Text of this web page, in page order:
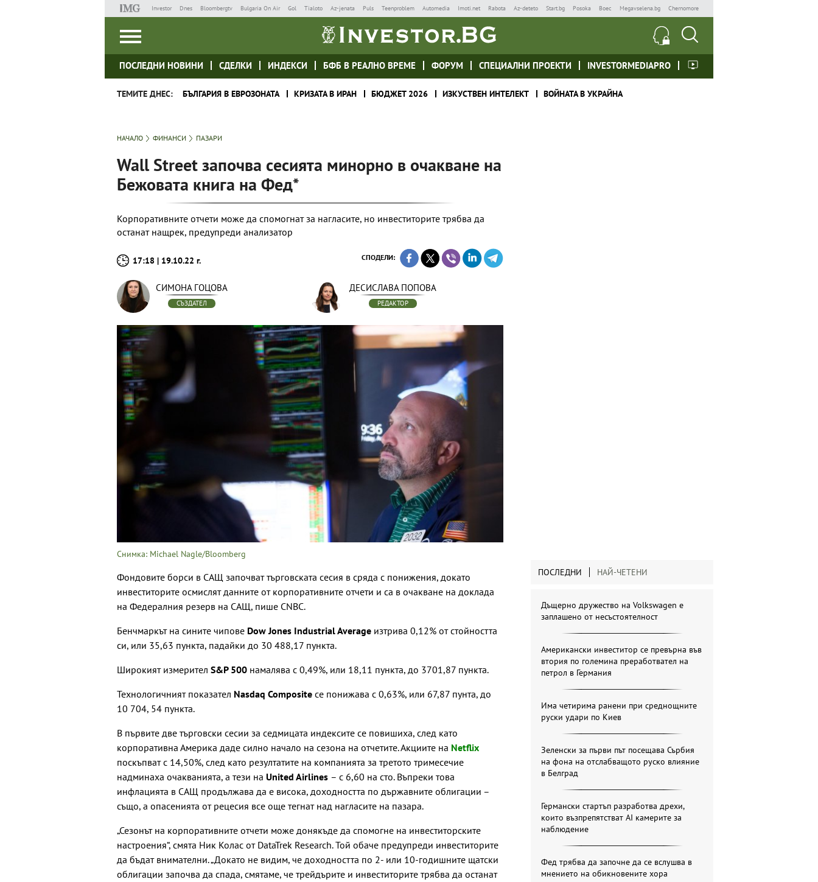
Investor Dnes Bloombergtv Bulgaria On Air Gol Tialoto Az-jenata Puls Teenproblem Automedia Imoti.net Rabota Az-deteto Start.bg Posoka Boec Megavselena.bg Chernomore
ПОСЛЕДНИ НОВИНИ СДЕЛКИ ИНДЕКСИ БФБ В РЕАЛНО ВРЕМЕ ФОРУМ СПЕЦИАЛНИ ПРОЕКТИ INVESTORMEDIAPRO
ТЕМИТЕ ДНЕС: БЪЛГАРИЯ В ЕВРОЗОНАТА КРИЗАТА В ИРАН БЮДЖЕТ 2026 ИЗКУСТВЕН ИНТЕЛЕКТ ВОЙНАТА В УКРАЙНА
НАЧАЛО ФИНАНСИ ПАЗАРИ
Wall Street започва сесията минорно в очакване на
Бежовата книга на Фед*
Корпоративните отчети може да спомогнат за нагласите, но инвеститорите трябва да
останат нащрек, предупреди анализатор
17:18 | 19.10.22 г. СПОДЕЛИ:
СИМОНА ГОЦОВА
СЪЗДАТЕЛ
ДЕСИСЛАВА ПОПОВА
РЕДАКТОР
Снимка: Michael Nagle/Bloomberg
Фондовите борси в САЩ започват търговската сесия в сряда с понижения, докато
инвеститорите осмислят данните от корпоративните отчети и са в очакване на доклада
на Федералния резерв на САЩ, пише CNBC.
Бенчмаркът на сините чипове Dow Jones Industrial Average изтрива 0,12% от стойността
си, или 35,63 пункта, падайки до 30 488,17 пункта.
Широкият измерител S&P 500 намалява с 0,49%, или 18,11 пункта, до 3701,87 пункта.
Технологичният показател Nasdaq Composite се понижава с 0,63%, или 67,87 пунта, до
10 704, 54 пункта.
В първите две търговски сесии за седмицата индексите се повишиха, след като
корпоративна Америка даде силно начало на сезона на отчетите. Акциите на Netflix
поскъпват с 14,50%, след като резултатите на компанията за третото тримесечие
надминаха очакванията, а тези на United Airlines – с 6,60 на сто. Въпреки това
инфлацията в САЩ продължава да е висока, доходността по държавните облигации –
също, а опасенията от рецесия все още тегнат над нагласите на пазара.
„Сезонът на корпоративните отчети може донякъде да спомогне на инвеститорските
настроения“, смята Ник Колас от DataTrek Research. Той обаче предупреди инвеститорите
да бъдат внимателни. „Докато не видим, че доходността по 2- или 10-годишните щатски
облигации започва да спада, смятаме, че трейдърите и инвеститорите трябва да останат
ПОСЛЕДНИ НАЙ-ЧЕТЕНИ
Дъщерно дружество на Volkswagen е
заплашено от несъстоятелност
Американски инвеститор се превърна във
втория по големина преработвател на
петрол в Германия
Има четирима ранени при среднощните
руски удари по Киев
Зеленски за първи път посещава Сърбия
на фона на отслабващото руско влияние
в Белград
Германски стартъп разработва дрехи,
които възпрепятстват AI камерите за
наблюдение
Фед трябва да започне да се вслушва в
мнението на обикновените хора